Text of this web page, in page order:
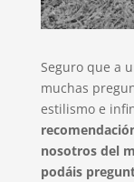
Seguro que a
muchas
estilismo e
nosotros del
podáis